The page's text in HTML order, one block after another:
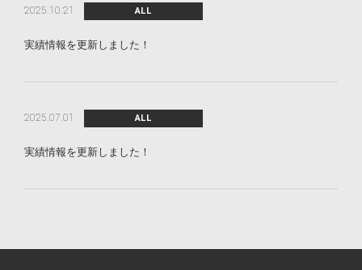
2025.10.21 ALL
実績情報を更新しました！
2025.07.01 ALL
実績情報を更新しました！